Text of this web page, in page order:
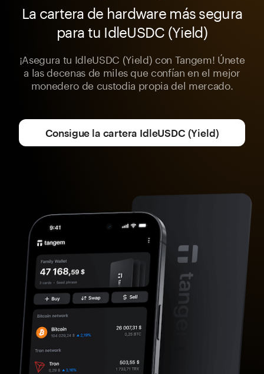
La cartera de hardware más segura
para tu IdleUSDC (Yield)
¡Asegura tu IdleUSDC (Yield) con Tangem! Únete
a las decenas de miles que confían en el mejor
monedero de custodia propia del mercado.
Consigue la cartera IdleUSDC (Yield)